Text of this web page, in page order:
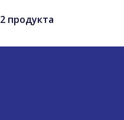
2продукта